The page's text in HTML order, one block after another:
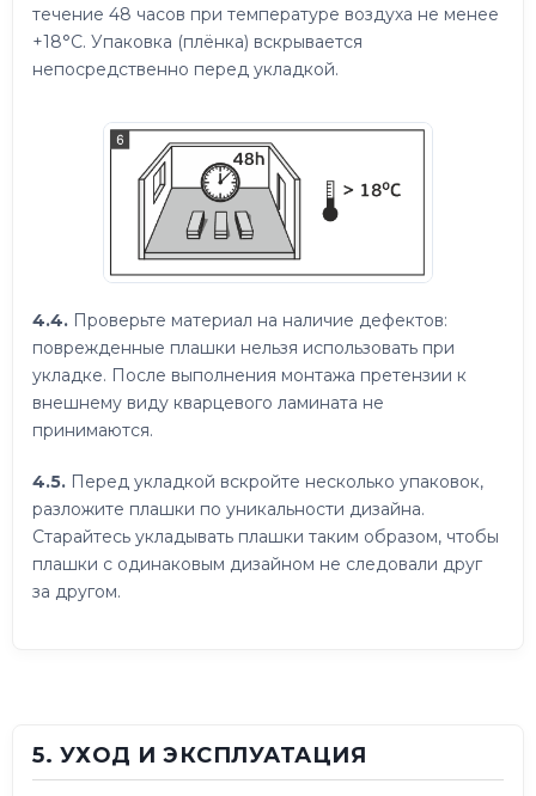
течение 48 часов при температуре воздуха не менее
+18°C. Упаковка (плёнка) вскрывается
непосредственно перед укладкой.
4.4. Проверьте материал на наличие дефектов:
поврежденные плашки нельзя использовать при
укладке. После выполнения монтажа претензии к
внешнему виду кварцевого ламината не
принимаются.
4.5. Перед укладкой вскройте несколько упаковок,
разложите плашки по уникальности дизайна.
Старайтесь укладывать плашки таким образом, чтобы
плашки с одинаковым дизайном не следовали друг
за другом.
5. УХОД И ЭКСПЛУАТАЦИЯ